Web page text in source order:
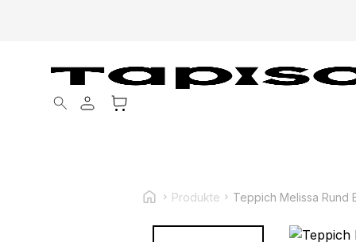
Products search
Produkte Teppich Melissa Rund